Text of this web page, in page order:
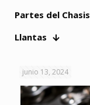
Partes del Chasis
Llantas
junio 13, 2024